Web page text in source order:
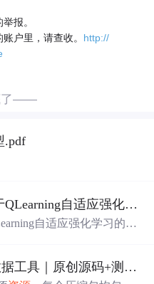
报。
户里，请查收。 http://
——
.pdf
【水下机器人建模】基于QLearning自适应强化学习PID控制器在AUV中的应用研究（Matlab代码实现）
自适应强化学习的PI
与传统PID控制相结合的视频模型GGUF量化元数据工具｜原创源码+测试+离线报告